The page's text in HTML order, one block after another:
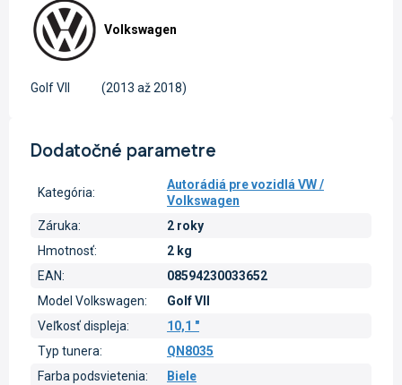
Volkswagen
Golf VII (2013 až 2018)
Dodatočné parametre
Kategória:
Autorádiá pre vozidlá VW /
Volkswagen
Záruka:
2 roky
Hmotnosť:
2 kg
EAN:
08594230033652
Model Volkswagen:
Golf VII
Veľkosť displeja:
10,1 "
Typ tunera:
QN8035
Farba podsvietenia:
Biele